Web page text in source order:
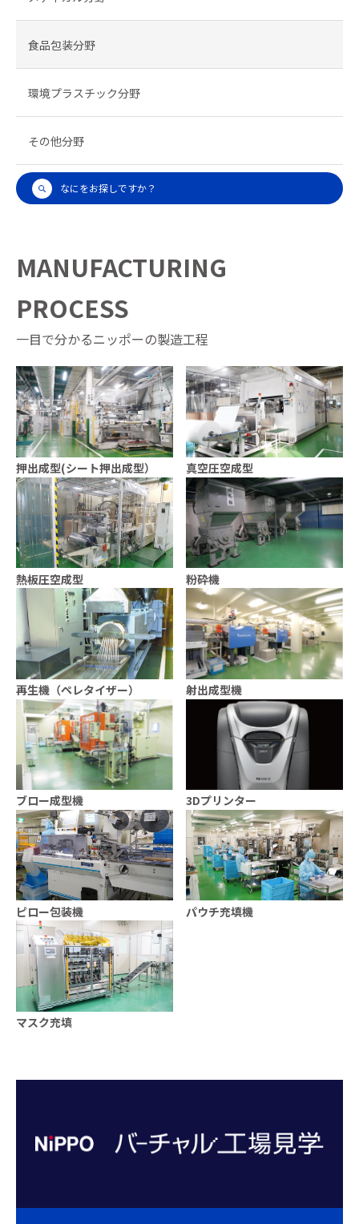
食品包装分野
環境プラスチック分野
その他分野
なにをお探しですか？
MANUFACTURING
PROCESS
一目で分かるニッポーの製造工程
押出成型(シート押出成型） 真空圧空成型
熱板圧空成型 粉砕機
再生機（ペレタイザー） 射出成型機
ブロー成型機 3Dプリンター
ピロー包装機 パウチ充填機
マスク充填